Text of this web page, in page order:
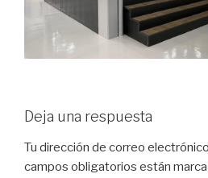
Deja una respuesta
Tu dirección de correo
campos obligatorios están